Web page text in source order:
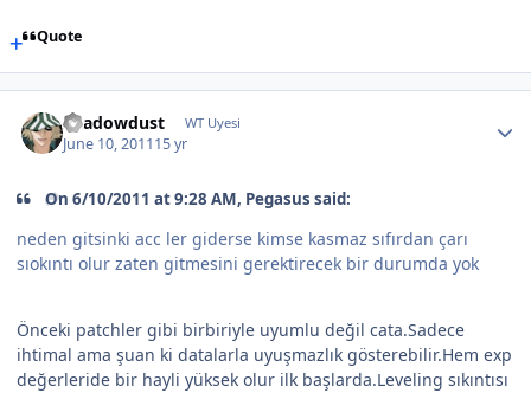
Quote
Shadowdust WT Uyesi
June 10, 201115 yr
On 6/10/2011 at 9:28 AM, Pegasus said:
neden gitsinki acc ler giderse kimse kasmaz sıfırdan çarı
sıokıntı olur zaten gitmesini gerektirecek bir durumda yok
Önceki patchler gibi birbiriyle uyumlu değil cata.Sadece
ihtimal ama şuan ki datalarla uyuşmazlık gösterebilir.Hem exp
değerleride bir hayli yüksek olur ilk başlarda.Leveling sıkıntısı